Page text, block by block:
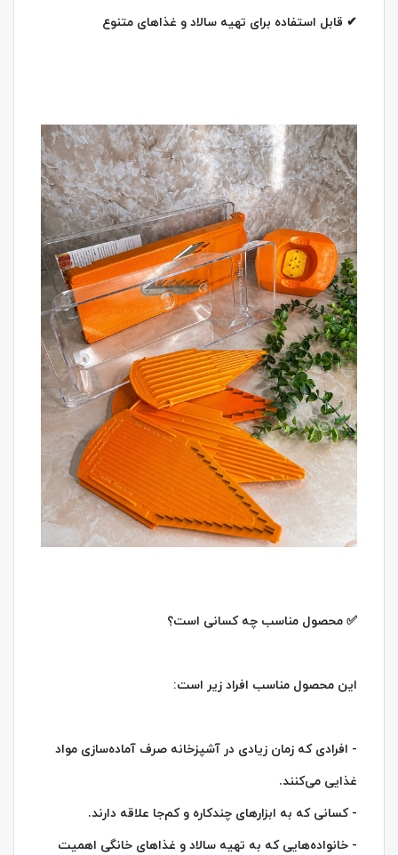
✔ قابل استفاده برای تهیه سالاد و غذاهای متنوع
✅ محصول مناسب چه کسانی است؟
این محصول مناسب افراد زیر است:
- افرادی که زمان زیادی در آشپزخانه صرف آماده‌سازی مواد
غذایی می‌کنند.
- کسانی که به ابزارهای چندکاره و کم‌جا علاقه دارند.
- خانواده‌هایی که به تهیه سالاد و غذاهای خانگی اهمیت